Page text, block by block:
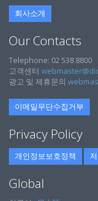
회사소개
Our Contacts
Telephone: 02 538 8800
고객센터
광고 및 제휴문의
이메일무단수집거부
Privacy Policy
개인정보보호정책
Global